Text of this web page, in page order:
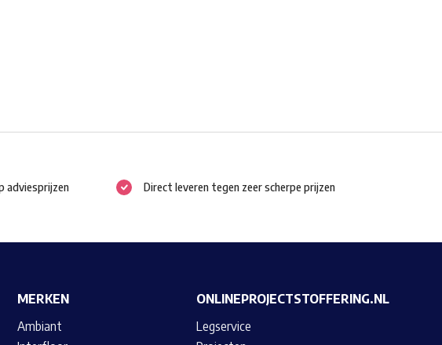
adviesprijzen Direct leveren tegen zeer scherpe prijzen
MERKEN
Ambiant
ONLINEPROJECTSTOFFERING.NL
Legservice